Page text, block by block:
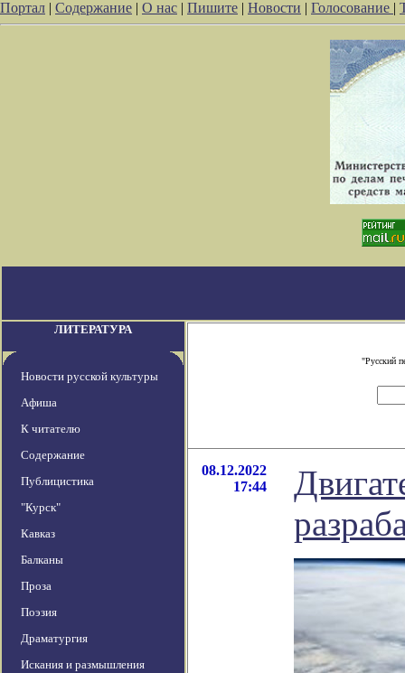
Портал | Содержание | О нас | Пишите | Новости | Голосование |
ЛИТЕРАТУРА
Новости русской культуры
Афиша
К читателю
Содержание
Публицистика
"Курск"
Кавказ
Балканы
Проза
Поэзия
Драматургия
Искания и размышления
"Русский
08.12.2022
17:44